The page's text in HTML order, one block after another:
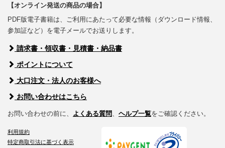
【オンライン発送の商品の場合】
PDF版電子書籍は、ご利用にあたって必要な情報（ダウンロード情報、
参加証など）を電子メールでお送りします。
請求書・領収書・見積書・納品書
ポイントについて
大口注文・法人のお客様へ
お問い合わせはこちら
お問い合わせの前に、 よくある質問、 ヘルプ一覧をご確認ください。
利用規約
特定商取引法に基づく表示